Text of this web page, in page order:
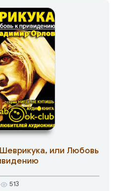
истории, и бытовые
пристрастия, и
или Любовь
513